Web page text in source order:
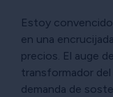
Estoy
en una
precios. El auge
transformador
demanda de